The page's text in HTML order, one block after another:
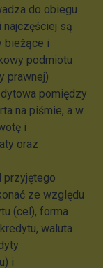
do obiegu
najczęściej są
bieżące i
podmiotu
prawnej)
pomiędzy
na piśmie, a w
i
oraz
przyjętego
ze względu
(cel), forma
waluta
i